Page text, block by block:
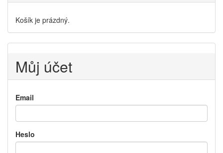
Košík je prázdný.
Můj účet
Email
Heslo